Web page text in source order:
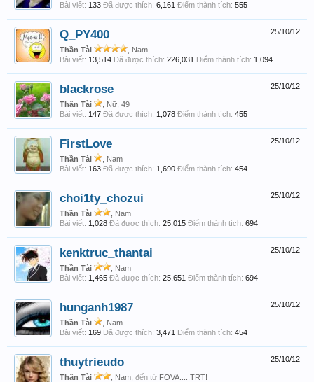
Bài viết: 133 Đã được thích: 6,161 Điểm thành tích: 555
25/10/12
Q_PY400
Thần Tài
, Nam
Bài viết: 13,514 Đã được thích: 226,031 Điểm thành tích: 1,094
25/10/12
blackrose
Thần Tài
, Nữ, 49
Bài viết: 147 Đã được thích: 1,078 Điểm thành tích: 455
25/10/12
FirstLove
Thần Tài
, Nam
Bài viết: 163 Đã được thích: 1,690 Điểm thành tích: 454
25/10/12
choi1ty_chozui
Thần Tài
, Nam
Bài viết: 1,028 Đã được thích: 25,015 Điểm thành tích: 694
25/10/12
kenktruc_thantai
Thần Tài
, Nam
Bài viết: 1,465 Đã được thích: 25,651 Điểm thành tích: 694
25/10/12
hunganh1987
Thần Tài
, Nam
Bài viết: 169 Đã được thích: 3,471 Điểm thành tích: 454
25/10/12
thuytrieudo
Thần Tài , Nam, đến từ FOVA.....TRT!